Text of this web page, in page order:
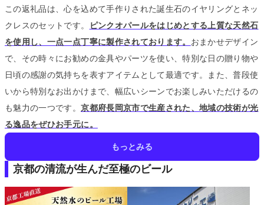
この返礼品は、心を込めて手作りされた誕生石のイヤリングとネッ
クレスのセットです。
ピンクオパールをはじめとする上質な天然石
を使用し、一点一点丁寧に製作されております。 おまかせデザイン
で、その時々にお勧めの金具やパーツを使い、特別な日の贈り物や
日頃の感謝の気持ちを表すアイテムとして最適です。
また、普段使
いから特別なお出かけまで、幅広いシーンでお楽しみいただけるの
も魅力の一つです。京都府長岡京市で生産された、地域の技術が光
る逸品をぜひお手元に。
もっとみる
京都の清流が生んだ至極のビール